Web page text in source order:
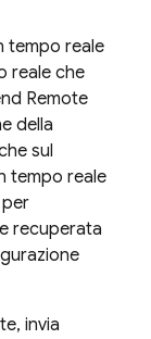
tempo reale
reale che
Remote
della
sul
tempo reale
recuperata
invia